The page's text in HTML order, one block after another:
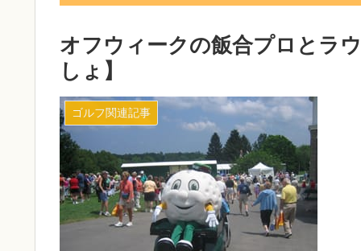
オフウィークの飯合プロとラ
しょ】
ゴルフ関連記事